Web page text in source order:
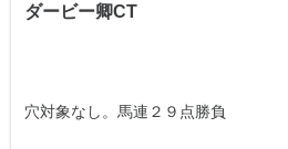
ダービー卿CT
穴対象なし。馬連２９点勝負